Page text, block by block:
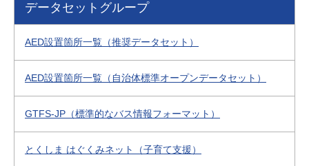
データセットグループ
AED設置箇所一覧（推奨データセット）
AED設置箇所一覧（自治体標準オープンデータセット）
GTFS-JP（標準的なバス情報フォーマット）
とくしま はぐくみネット（子育て支援）